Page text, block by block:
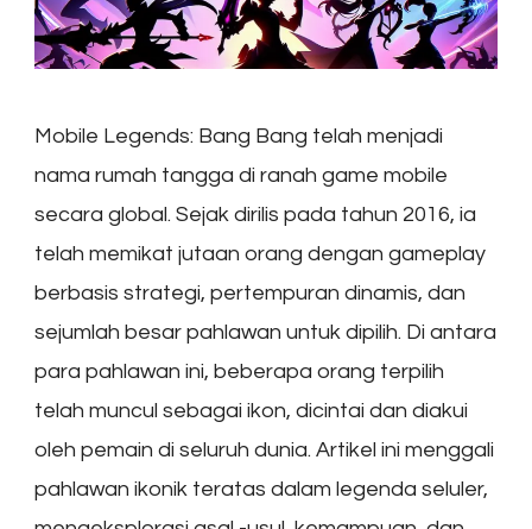
Mobile Legends: Bang Bang telah menjadi
nama rumah tangga di ranah game mobile
secara global. Sejak dirilis pada tahun 2016, ia
telah memikat jutaan orang dengan gameplay
berbasis strategi, pertempuran dinamis, dan
sejumlah besar pahlawan untuk dipilih. Di antara
para pahlawan ini, beberapa orang terpilih
telah muncul sebagai ikon, dicintai dan diakui
oleh pemain di seluruh dunia. Artikel ini menggali
pahlawan ikonik teratas dalam legenda seluler,